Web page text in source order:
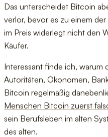
Das unterscheidet Bitcoin
verlor, bevor es zu einem
im Preis widerlegt nicht den
Käufer.
Interessant finde ich,
Autoritäten, Ökonomen,
Bitcoin regelmäßig
Menschen Bitcoin zuerst
sein Berufsleben im alten
des alten.